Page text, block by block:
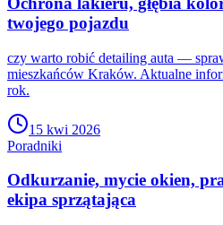
twojego pojazdu
czy warto robić detailing auta —
mieszkańców Kraków. Aktualne
rok.
15 kwi 2026
Poradniki
Odkurzanie, mycie okien,
ekipa sprzątająca